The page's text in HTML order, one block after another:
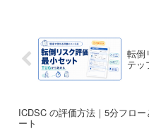
転倒
テッ
ICDSC の評価方法｜5分フロー
ート